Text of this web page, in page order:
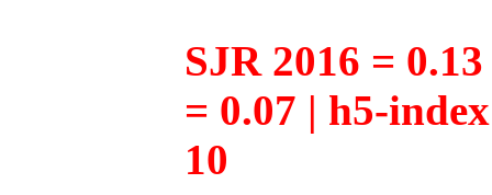
SJR 2016 =
= 0.07 | h5-
10